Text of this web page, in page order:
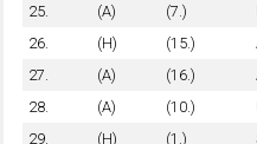
25.
(A) (7.)
26.
(H) (15.)
27.
(A) (16.)
28.
(A) (10.)
29.
(H) (1.)